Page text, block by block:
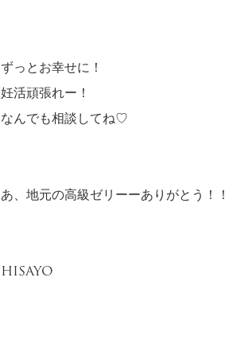
ずっとお幸せに！
妊活頑張れー！
なんでも相談してね♡
あ、地元の高級ゼリーーありがとう！！
HISAYO